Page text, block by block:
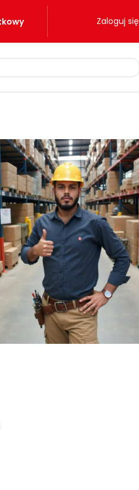
Zaloguj się